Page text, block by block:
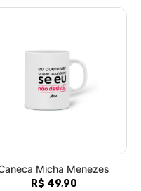
Micha Menezes
R$ 49,90